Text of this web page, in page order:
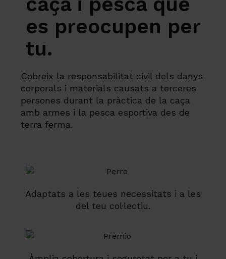
es preocupen per
tu.
Cobreix la responsabilitat civil dels danys
corporals i materials causats a terceres
persones durant la pràctica de la caça
amb armes i la pesca esportiva des de
terra ferma.
Adaptats a les teues necessitats i a les
del teu col·lectiu.